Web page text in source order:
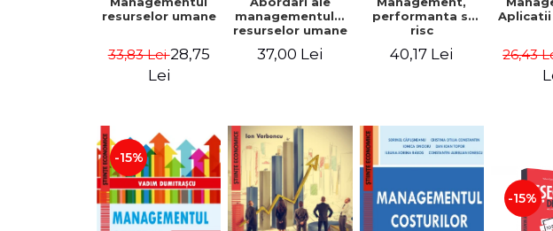
resurselor umane
33,83 Lei28,75
Lei
managementului
resurselor umane
organizatiei
37,00 Lei
performanta si
risc
40,17 Lei 26,43
-15%
-15%